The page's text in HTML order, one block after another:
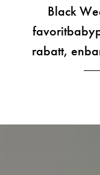
Black
rabatt,